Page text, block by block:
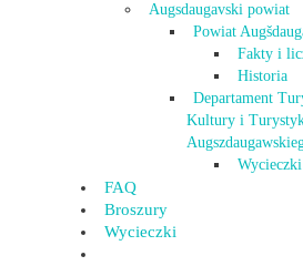
Augsdaugavski powiat
Powiat
Fakty i
Historia
Departament
Kultury i
Wycieczki
FAQ
Broszury
Wycieczki